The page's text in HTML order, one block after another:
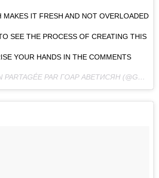
MAKES IT FRESH AND NOT OVERLOADED
SEE THE PROCESS OF CREATING THIS
YOUR HANDS IN THE COMMENTS
UNE PUBLICATION PARTAGÉE PAR ГОАР АВЕТИСЯН (@GOAR_AVETISYAN) LE